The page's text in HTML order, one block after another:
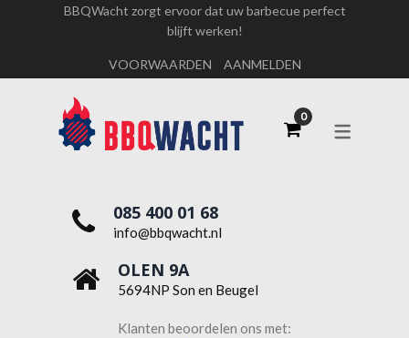
OVER ONS
WERKEN BIJ BBQWACHT
BBQWacht zorgt ervoor dat uw barbecue perfect
blijft werken!
VOORWAARDEN AANMELDEN
085 400 01 68
info@bbqwacht.nl
OLEN 9A
5694NP Son en Beugel
Klanten beoordelen ons met: